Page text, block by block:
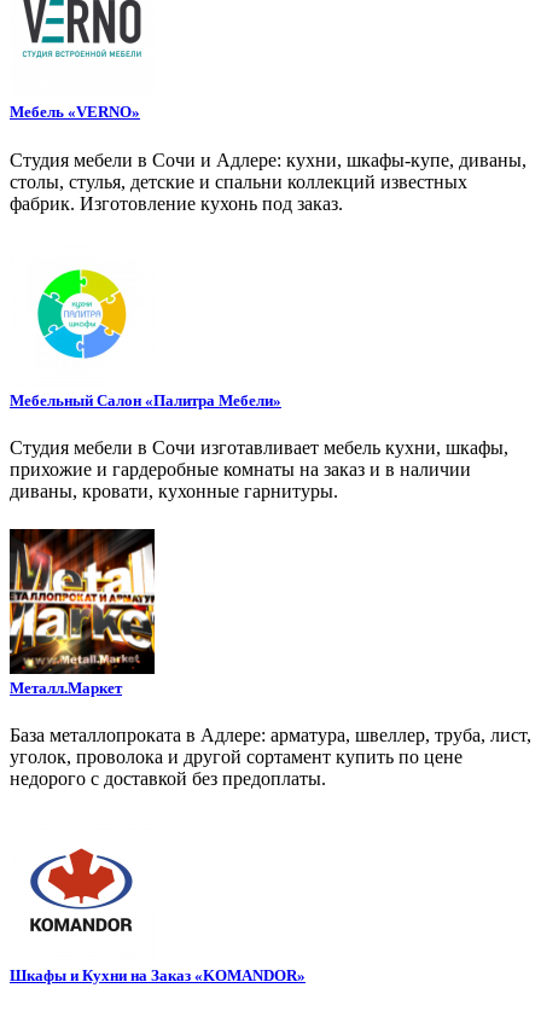
Мебель «VERNO»
Студия мебели в Сочи и Адлере: кухни, шкафы-купе, диваны,
столы, стулья, детские и спальни коллекций известных
фабрик. Изготовление кухонь под заказ.
Мебельный Салон «Палитра Мебели»
Студия мебели в Сочи изготавливает мебель кухни, шкафы,
прихожие и гардеробные комнаты на заказ и в наличии
диваны, кровати, кухонные гарнитуры.
Металл.Маркет
База металлопроката в Адлере: арматура, швеллер, труба, лист,
уголок, проволока и другой сортамент купить по цене
недорого с доставкой без предоплаты.
Шкафы и Кухни на Заказ «KOMANDOR»